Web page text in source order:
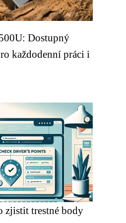
Dostupný
každodenní práci i
zjistit trestné body